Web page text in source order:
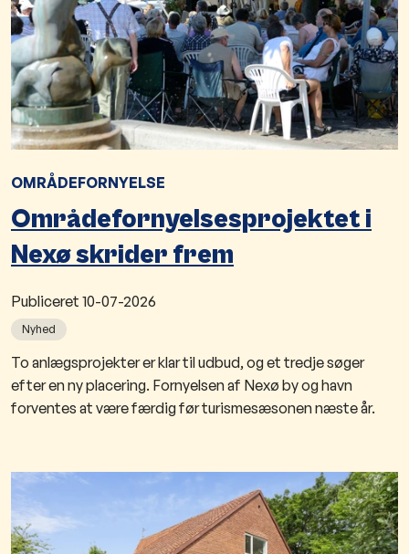
OMRÅDEFORNYELSE
Områdefornyelsesprojektet i
Nexø skrider frem
Publiceret 10-07-2026
Nyhed
To anlægsprojekter er klar til udbud, og et tredje søger
efter en ny placering. Fornyelsen af Nexø by og havn
forventes at være færdig før turismesæsonen næste år.